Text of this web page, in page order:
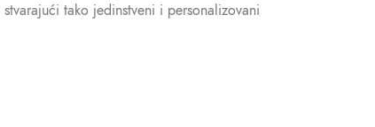
tako jedinstveni i personalizovani